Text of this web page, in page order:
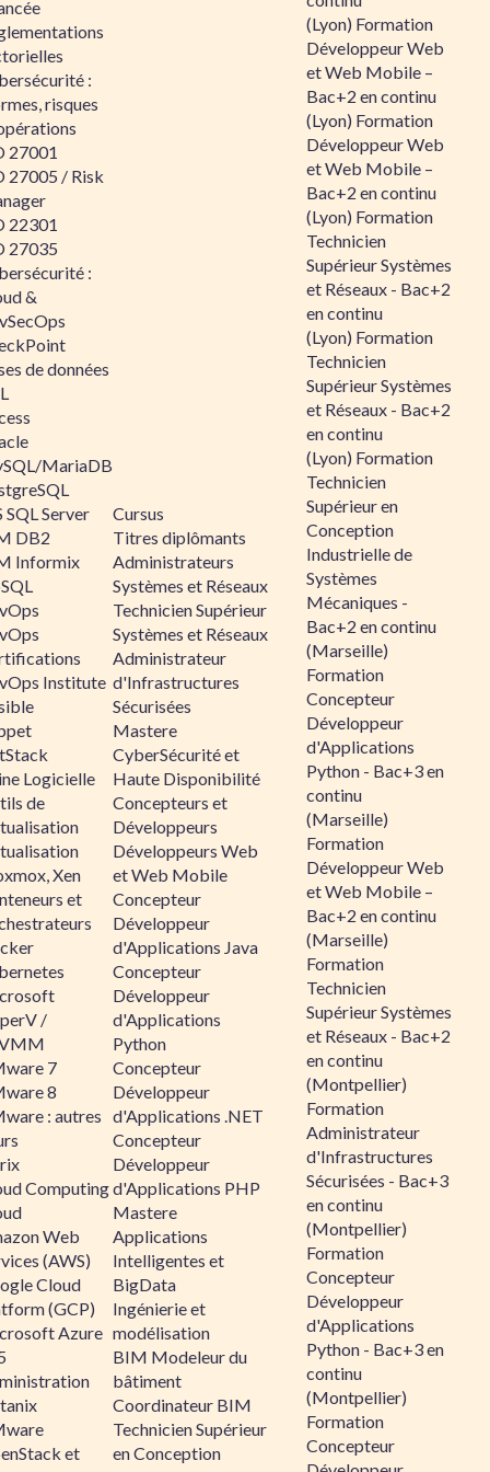
:
risques
27001
27005 / Risk
22301
27035
:
&
de données
MariaDB
SQL Server
DB2
Informix
Institute
Logicielle
de
Xen
et
/
7
8
: autres
Computing
Web
(AWS)
Cloud
(GCP)
Azure
et
Cursus
Titres diplômants
Administrateurs
Systèmes et Réseaux
Technicien Supérieur
Systèmes et Réseaux
Administrateur
d'Infrastructures
Sécurisées
Mastere
CyberSécurité et
Haute Disponibilité
Concepteurs et
Développeurs
Développeurs Web
et Web Mobile
Concepteur
Développeur
d'Applications Java
Concepteur
Développeur
d'Applications
Python
Concepteur
Développeur
d'Applications .NET
Concepteur
Développeur
d'Applications PHP
Mastere
Applications
Intelligentes et
BigData
Ingénierie et
modélisation
BIM Modeleur du
bâtiment
Coordinateur BIM
Technicien Supérieur
en Conception
(Lyon) Formation
Développeur Web
et Web Mobile –
Bac+2 en continu
(Lyon) Formation
Développeur Web
et Web Mobile –
Bac+2 en continu
(Lyon) Formation
Technicien
Supérieur Systèmes
et Réseaux - Bac+2
en continu
(Lyon) Formation
Technicien
Supérieur Systèmes
et Réseaux - Bac+2
en continu
(Lyon) Formation
Technicien
Supérieur en
Conception
Industrielle de
Systèmes
Mécaniques -
Bac+2 en continu
(Marseille)
Formation
Concepteur
Développeur
d'Applications
Python - Bac+3 en
continu
(Marseille)
Formation
Développeur Web
et Web Mobile –
Bac+2 en continu
(Marseille)
Formation
Technicien
Supérieur Systèmes
et Réseaux - Bac+2
en continu
(Montpellier)
Formation
Administrateur
d'Infrastructures
Sécurisées - Bac+3
en continu
(Montpellier)
Formation
Concepteur
Développeur
d'Applications
Python - Bac+3 en
continu
(Montpellier)
Formation
Concepteur